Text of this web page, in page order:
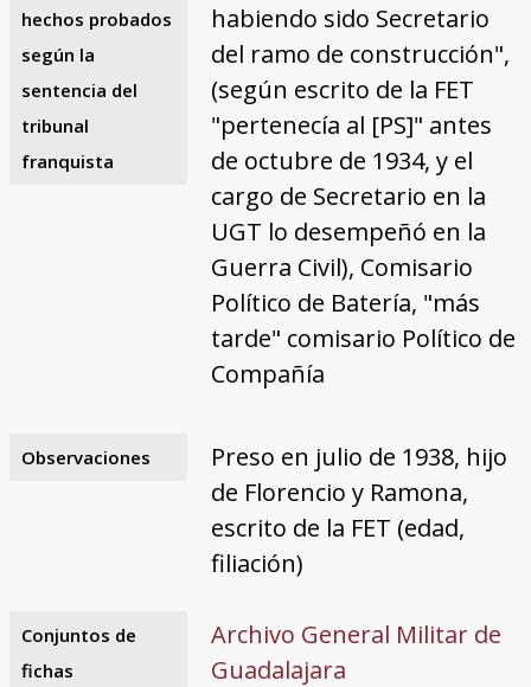
hechos probados
según la
sentencia del
tribunal
franquista
habiendo sido Secretario
del ramo de construcción",
(según escrito de la FET
"pertenecía al [PS]" antes
de octubre de 1934, y el
cargo de Secretario en la
UGT lo desempeñó en la
Guerra Civil), Comisario
Político de Batería, "más
tarde" comisario Político de
Compañía
Observaciones
Preso en julio de 1938, hijo
de Florencio y Ramona,
escrito de la FET (edad,
filiación)
Conjuntos de
fichas
Archivo General Militar de
Guadalajara